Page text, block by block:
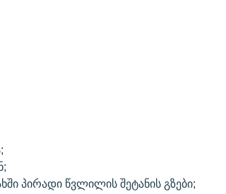
პირადი წვლილის შეტანის გზები;